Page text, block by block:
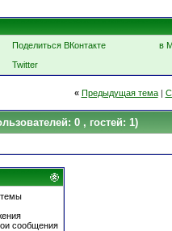
Поделиться ВКонтакте
в
Twitter
« Предыдущая тема|
0 , гостей: 1)
темы
сообщения